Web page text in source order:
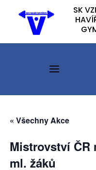
SK
SK
« Všechny Akce
Mistrovství ČR
ml. žáků